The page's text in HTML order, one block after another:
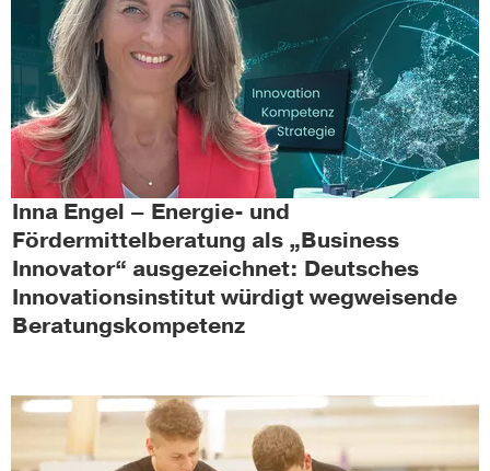
Inna Engel – Energie- und
Fördermittelberatung als „Business
Innovator“ ausgezeichnet: Deutsches
Innovationsinstitut würdigt wegweisende
Beratungskompetenz